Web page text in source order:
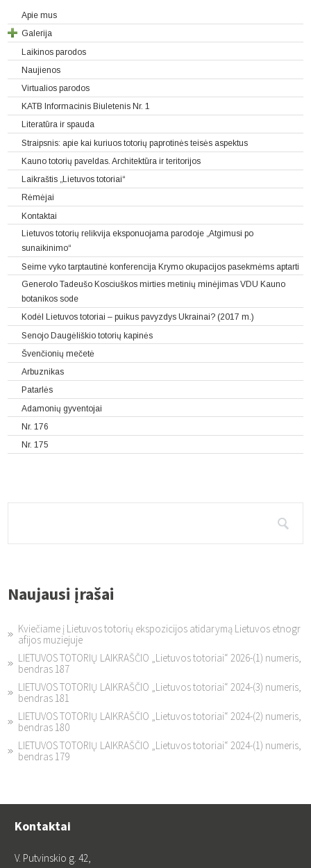
Apie mus
Galerija
Laikinos parodos
Naujienos
Virtualios parodos
KATB Informacinis Biuletenis Nr. 1
Literatūra ir spauda
Straipsnis: apie kai kuriuos totorių paprotinės teisės aspektus
Kauno totorių paveldas. Architektūra ir teritorijos
Laikraštis „Lietuvos totoriai“
Rėmėjai
Kontaktai
Lietuvos totorių relikvija eksponuojama parodoje „Atgimusi po
sunaikinimo“
Seime vyko tarptautinė konferencija Krymo okupacijos pasekmėms aptarti
Generolo Tadeušo Kosciuškos mirties metinių minėjimas VDU Kauno
botanikos sode
Kodėl Lietuvos totoriai – puikus pavyzdys Ukrainai? (2017 m.)
Senojo Daugėliškio totorių kapinės
Švenčionių mečetė
Arbuznikas
Patarlės
Adamonių gyventojai
Nr. 176
Nr. 175
Naujausi įrašai
Kviečiame į Lietuvos totorių ekspozicijos atidarymą Lietuvos etnogr
afijos muziejuje
LIETUVOS TOTORIŲ LAIKRAŠČIO „Lietuvos totoriai“ 2026-(1) numeris,
bendras 187
LIETUVOS TOTORIŲ LAIKRAŠČIO „Lietuvos totoriai“ 2024-(3) numeris,
bendras 181
LIETUVOS TOTORIŲ LAIKRAŠČIO „Lietuvos totoriai“ 2024-(2) numeris,
bendras 180
LIETUVOS TOTORIŲ LAIKRAŠČIO „Lietuvos totoriai“ 2024-(1) numeris,
bendras 179
Kontaktai
V. Putvinskio g. 42,